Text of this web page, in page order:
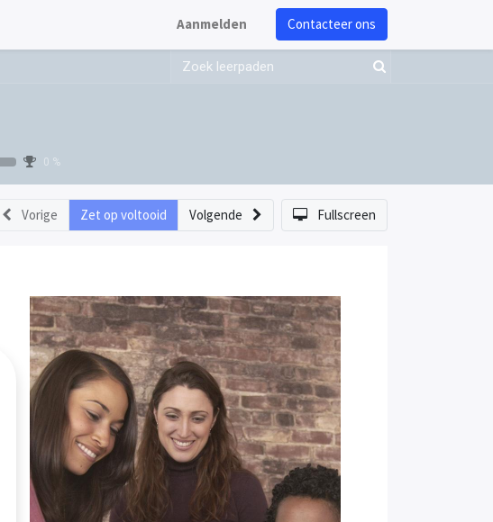
Aanmelden Contacteer ons
0 %
Vorige Zet op voltooid Volgende Fullscreen